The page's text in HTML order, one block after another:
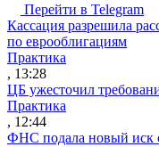
Перейти в Telegram
Кассация разрешила
по еврооблигациям
Практика
, 13:28
ЦБ ужесточил
Практика
, 12:44
ФНС подала новый иск